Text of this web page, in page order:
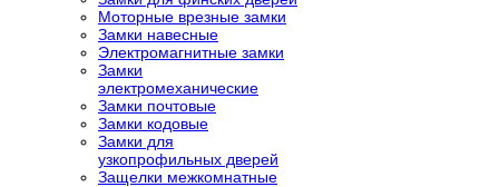
Моторные врезные замки
Замки навесные
Электромагнитные замки
Замки
электромеханические
Замки почтовые
Замки кодовые
Замки для
узкопрофильных дверей
Защелки межкомнатные